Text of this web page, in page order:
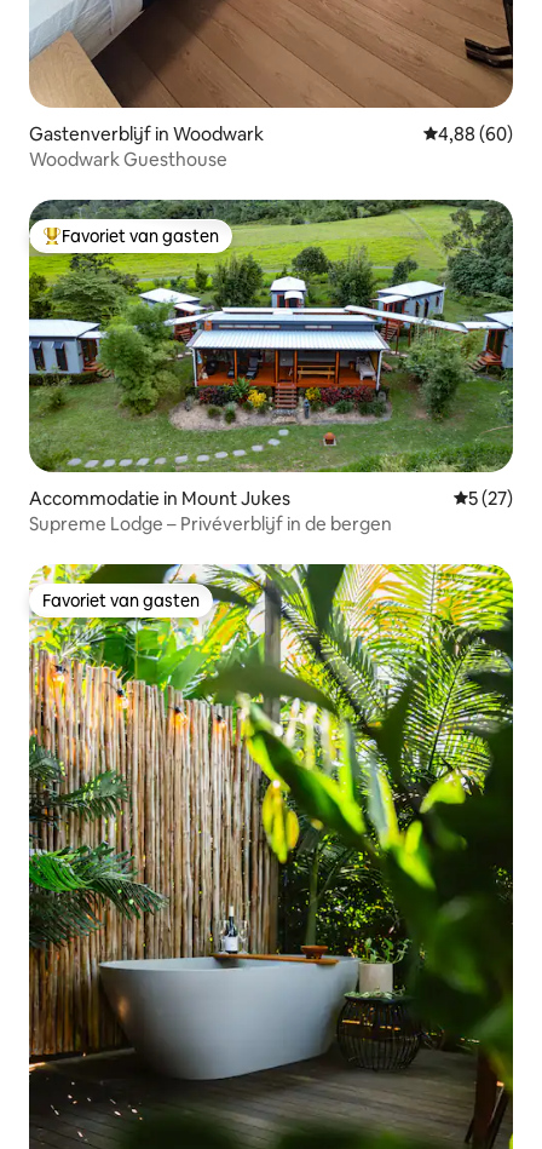
Gastenverblijf in Woodwark Gemiddelde
4,88 (60)
Woodwark Guesthouse
Topfavoriet van gasten
Favoriet van gasten
Accommodatie in Mount Jukes
5 (27)
Supreme Lodge – Privéverblijf in de bergen
Favoriet van gasten
Favoriet van gasten